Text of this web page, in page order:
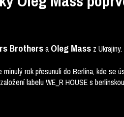
Brothersa Oleg Mass z
minulý rok přesunuli do Berlína, kde se
labelu WE_R HOUSE s